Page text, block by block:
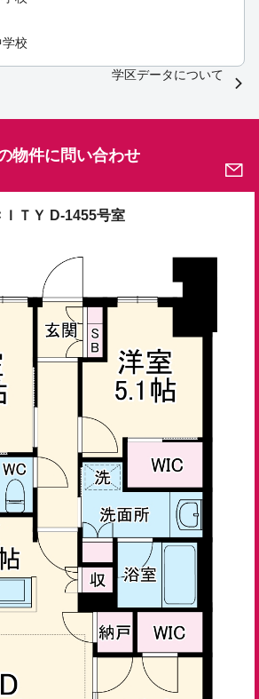
校
学区データについて
物件に問い合わせ
ＴＹ D-1455号室